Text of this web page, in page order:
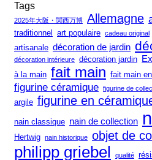
Tags
2025年大阪・関西万博 Allemagne
traditionnel
art populaire cadeau original
artisanale décoration de jardin
décoration intérieure décoration jardin
à la main fait main fait main
figurine céramique figurine de
argile figurine en
nain classique nain de collection
Hertwig nain historique objet de
philipp griebel qualité